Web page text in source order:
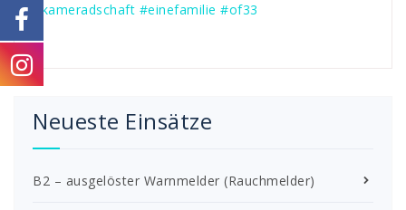
#kameradschaft #einefamilie #of33
Neueste Einsätze
B2 – ausgelöster Warnmelder (Rauchmelder)